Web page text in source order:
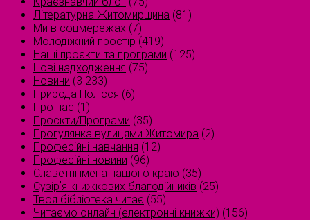
Літературна Житомирщина (81)
Ми в соцмережах (7)
Молодіжний простір (419)
Наші проєкти та програми (125)
Нові надходження (75)
Новини (3 233)
Природа Полісся (6)
Про нас (1)
Проєкти/Програми (35)
Прогулянка вулицями Житомира (2)
Професійні навчання (12)
Професійні новини (96)
Славетні імена нашого краю (35)
Сузірʼя книжкових благодійників (25)
Твоя бібліотека читає (55)
Читаємо онлайн (електронні книжки) (156)